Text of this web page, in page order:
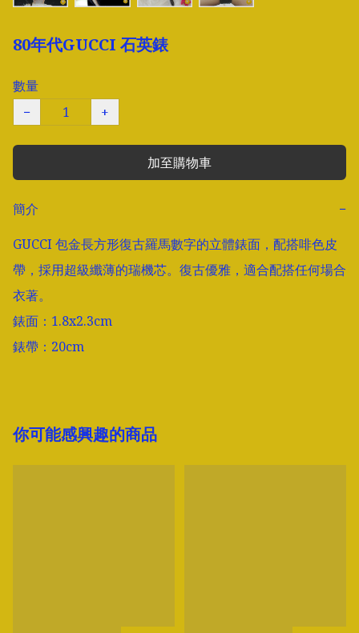
80年代GUCCI 石英錶
數量
−
+
加至購物車
簡介
−
GUCCI 包金長方形復古羅馬數字的立體錶面，配搭啡色皮
帶，採用超級纖薄的瑞機芯。復古優雅，適合配搭任何場合
衣著。
錶面：1.8x2.3cm
錶帶：20cm
你可能感興趣的商品